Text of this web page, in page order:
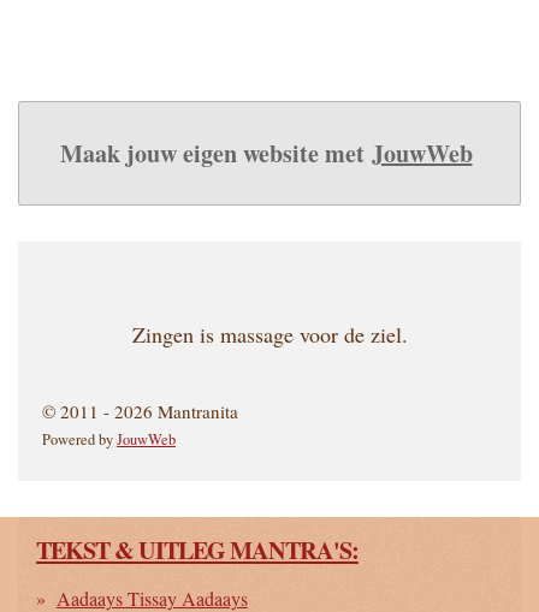
Maak jouw eigen website met JouwWeb
Zingen is massage voor de ziel.
© 2011 - 2026 Mantranita
Powered byJouwWeb
TEKST & UITLEG MANTRA'S:
Aadaays Tissay Aadaays